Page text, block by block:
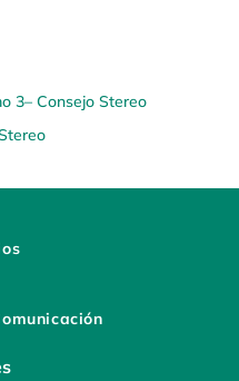
3– Consejo Stereo